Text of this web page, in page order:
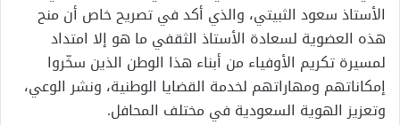
الأستاذ سعود الثبيتي، والذي أكد في تصريح خاص أن منح
هذه العضوية لسعادة الأستاذ الثقفي ما هو إلا امتداد
لمسيرة تكريم الأوفياء من أبناء هذا الوطن الذين سخّروا
إمكاناتهم ومهاراتهم لخدمة القضايا الوطنية، ونشر الوعي،
وتعزيز الهوية السعودية في مختلف المحافل.